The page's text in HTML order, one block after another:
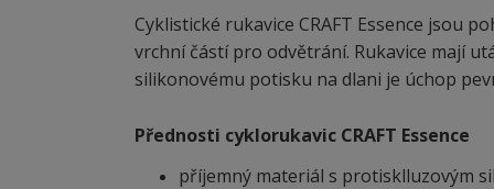
Cyklistické rukavice CRAFT Essence jsou
vrchní částí pro odvětrání. Rukavice mají
silikonovému potisku na dlani je úchop
Přednosti cyklorukavic CRAFT Essence
příjemný materiál s protisklluzovým